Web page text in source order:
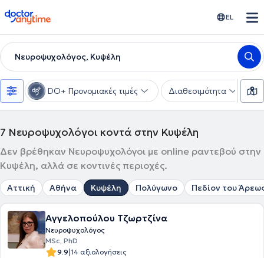
doctoranytime EL
Νευροψυχολόγος, Κυψέλη
DO+ Προνομιακές τιμές Διαθεσιμότητα
7 Νευροψυχολόγοι κοντά στην Κυψέλη
Δεν βρέθηκαν Νευροψυχολόγοι με online ραντεβού στην
Κυψέλη, αλλά σε κοντινές περιοχές.
Αττική Αθήνα Κυψέλη Πολύγωνο Πεδίον του
Αγγελοπούλου Τζωρτζίνα
Νευροψυχολόγος
MSc, PhD
9.9|14 αξιολογήσεις